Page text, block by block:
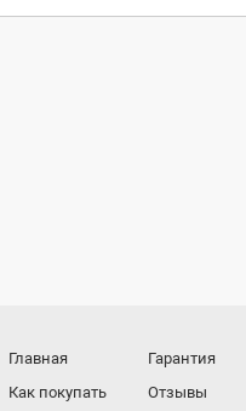
Главная
Как покупать
Гарантия
Отзывы